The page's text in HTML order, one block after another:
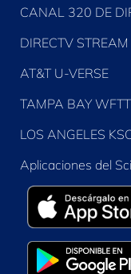
CANAL 320 DE
DIRECTV STREAM
AT&T U-VERSE
TAMPA BAY WFTT
LOS ANGELES
Aplicaciones del